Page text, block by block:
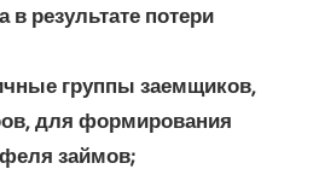
результате потери
группы заемщиков,
для формирования
займов;